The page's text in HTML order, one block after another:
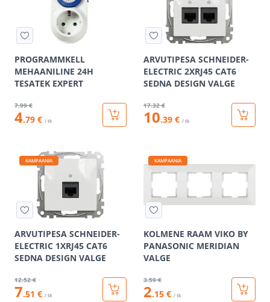
PROGRAMMKELL
MEHAANILINE 24H
TESATEK EXPERT
7.99 €
4.79 € / tk
ARVUTIPESA SCHNEIDER-
ELECTRIC 2XRJ45 CAT6
SEDNA DESIGN VALGE
17.32 €
10.39 € / tk
KAMPAANIA
ARVUTIPESA SCHNEIDER-
ELECTRIC 1XRJ45 CAT6
SEDNA DESIGN VALGE
12.52 €
7.51 € / tk
KAMPAANIA
KOLMENE RAAM VIKO BY
PANASONIC MERIDIAN
VALGE
3.59 €
2.15 € / tk